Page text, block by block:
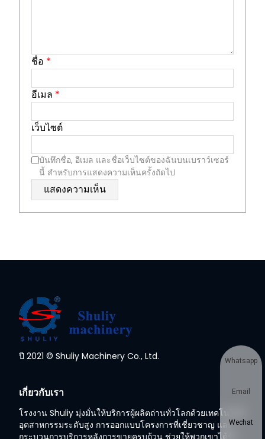
ชื่อ *
อีเมล *
เว็บไซต์
บันทึกชื่อ, อีเมล และชื่อเว็บไซต์ของฉันบนเบราว์เซอร์
นี้ สำหรับการแสดงความเห็นครั้งถัดไป
ปี 2021 © Shuliy Machinery Co., Ltd.
เกี่ยวกับเรา
โรงงาน Shuliy มุ่งมั่นให้บริการผู้ผลิตถ่านทั่วโลกด้วยเทคโนโลยี
อุตสาหกรรมระดับสูง การออกแบบโครงการที่เชี่ยวชาญ และ
กระบวนการบริการหลังการขายครบถ้วน ช่วยให้พวกเขาได้รับ
Whatsapp
Email
Wechat